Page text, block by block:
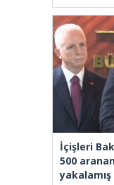
İçişleri
500
yakalamış